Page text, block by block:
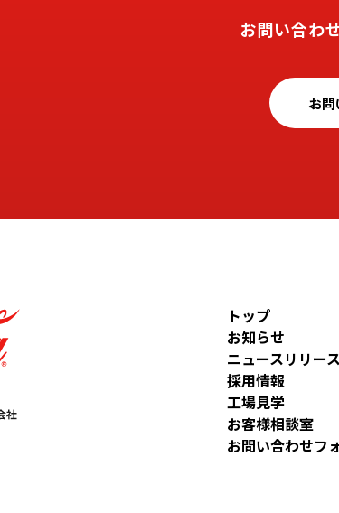
お問い合わ
お
トップ
お知らせ
ニュースリリース
採用情報
工場見学
お客様相談室
お問い合わせフ